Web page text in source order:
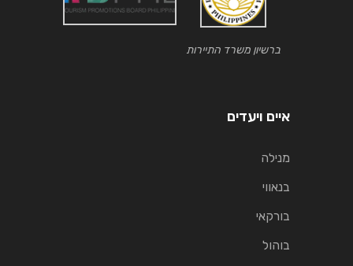
ברשיון משרד התיירות
איים ויעדים
מנילה
בנאווי
בורקאי
בוהול